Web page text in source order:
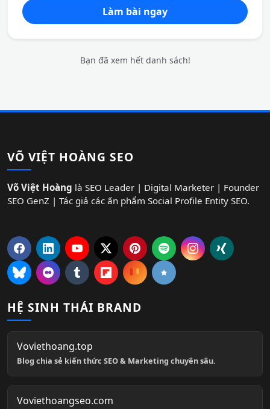
Làm bài ngay
Bạn đã xem hết danh sách!
VÕ VIỆT HOÀNG SEO
Võ Việt Hoàng là SEO Leader | Digital Marketer | Founder
SEO GenZ | Tác giả các ấn phẩm Social Profile Entity SEO.
HỆ SINH THÁI BRAND
Voviethoang.top
Blog chia sẻ kiến thức SEO & Marketing chuyên sâu.
Voviethoangseo.com